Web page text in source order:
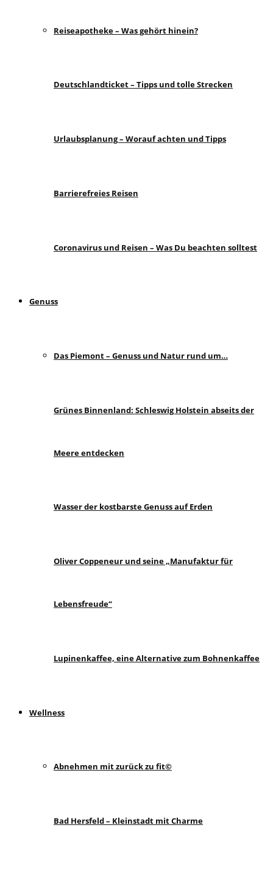
Reiseapotheke – Was gehört hinein?
Deutschlandticket – Tipps und tolle Strecken
Urlaubsplanung – Worauf achten und Tipps
Barrierefreies Reisen
Coronavirus und Reisen – Was Du beachten solltest
Genuss
Das Piemont – Genuss und Natur rund um…
Grünes Binnenland: Schleswig Holstein abseits der
Meere entdecken
Wasser der kostbarste Genuss auf Erden
Oliver Coppeneur und seine „Manufaktur für
Lebensfreude“
Lupinenkaffee, eine Alternative zum Bohnenkaffee
Wellness
Abnehmen mit zurück zu fit©
Bad Hersfeld – Kleinstadt mit Charme